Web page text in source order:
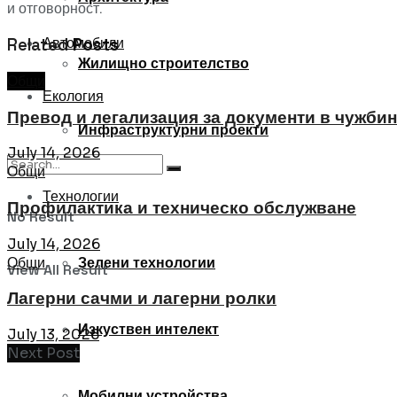
Жилищно строителство
Инфраструктурни проекти
Технологии
Зелени технологии
Изкуствен интелект
Автомобили
Екология
No Result
View All Result
и отговорност.
RelatedPosts
Превод и легализация за документи в
July 14, 2026
Общи
Профилактика и техническо обслужване
July 14, 2026
Общи
Лагерни сачми и лагерни ролки
July 13, 2026
Next Post